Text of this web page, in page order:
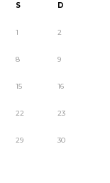
S D
1 2
8 9
15 16
22 23
29 30